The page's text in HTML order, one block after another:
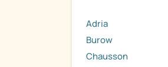
Adria
Burow
Chausson